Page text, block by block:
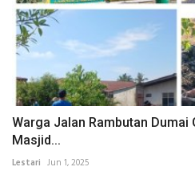
Warga Jalan Rambutan Dumai
Masjid...
Lestari Jun 1, 2025